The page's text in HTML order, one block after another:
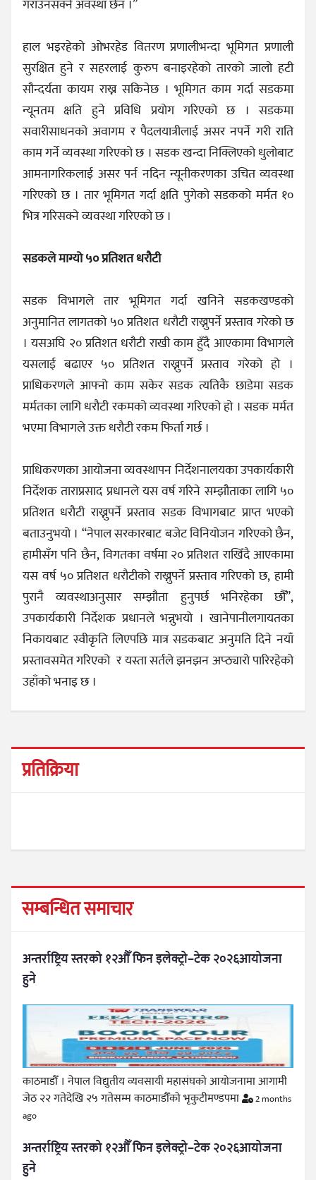
गराउनसक्ने अवस्था छैन ।”
हाल भइरहेको ओभरहेड वितरण प्रणालीभन्दा भूमिगत प्रणाली
सुरक्षित हुने र सहरलाई कुरुप बनाइरहेको तारको जालो हटी
सौन्दर्यता कायम राख्न सकिनेछ । भूमिगत काम गर्दा सडकमा
न्यूनतम क्षति हुने प्रविधि प्रयोग गरिएको छ । सडकमा
सवारीसाधनको अवागम र पैदलयात्रीलाई असर नपर्ने गरी राति
काम गर्ने व्यवस्था गरिएको छ । सडक खन्दा निक्लिएको धुलोबाट
आमनागरिकलाई असर पर्न नदिन न्यूनीकरणका उचित व्यवस्था
गरिएको छ । तार भूमिगत गर्दा क्षति पुगेको सडकको मर्मत १०
भित्र गरिसक्ने व्यवस्था गरिएको छ ।
सडकले माग्यो ५० प्रतिशत धरौटी
सडक विभागले तार भूमिगत गर्दा खनिने सडकखण्डको
अनुमानित लागतको ५० प्रतिशत धरौटी राख्नुपर्ने प्रस्ताव गरेको छ
। यसअघि २० प्रतिशत धरौटी राखी काम हुँदै आएकामा विभागले
यसलाई बढाएर ५० प्रतिशत राख्नुपर्ने प्रस्ताव गरेको हो ।
प्राधिकरणले आफ्नो काम सकेर सडक त्यतिकै छाडेमा सडक
मर्मतका लागि धरौटी रकमको व्यवस्था गरिएको हो । सडक मर्मत
भएमा विभागले उक्त धरौटी रकम फिर्ता गर्छ ।
प्राधिकरणका आयोजना व्यवस्थापन निर्देशनालयका उपकार्यकारी
निर्देशक ताराप्रसाद प्रधानले यस वर्ष गरिने सम्झौताका लागि ५०
प्रतिशत धरौटी राख्नुपर्ने प्रस्ताव सडक विभागबाट प्राप्त भएको
बताउनुभयो । “नेपाल सरकारबाट बजेट विनियोजन गरिएको छैन,
हामीसँग पनि छैन, विगतका वर्षमा २० प्रतिशत राखिँदै आएकामा
यस वर्ष ५० प्रतिशत धरौटीको राख्नुपर्ने प्रस्ताव गरिएको छ, हामी
पुरानै व्यवस्थाअनुसार सम्झौता हुनुपर्छ भनिरहेका छौँ”,
उपकार्यकारी निर्देशक प्रधानले भन्नुभयो । खानेपानीलगायतका
निकायबाट स्वीकृति लिएपछि मात्र सडकबाट अनुमति दिने नयाँ
प्रस्तावसमेत गरिएको र यस्ता सर्तले झनझन अप्ठ्यारो पारिरहेको
उहाँको भनाइ छ ।
प्रतिक्रिया
सम्बन्धित समाचार
अन्तर्राष्ट्रिय स्तरको १२औँ फिन इलेक्ट्रो–टेक २०२६आयोजना
हुने
काठमाडौँ । नेपाल विद्युतीय व्यवसायी महासंघको आयोजनामा आगामी
जेठ २२ गतेदेखि २५ गतेसम्म काठमाडौँको भृकुटीमण्डपमा
2 months
ago
अन्तर्राष्ट्रिय स्तरको १२औँ फिन इलेक्ट्रो–टेक २०२६आयोजना
हुने